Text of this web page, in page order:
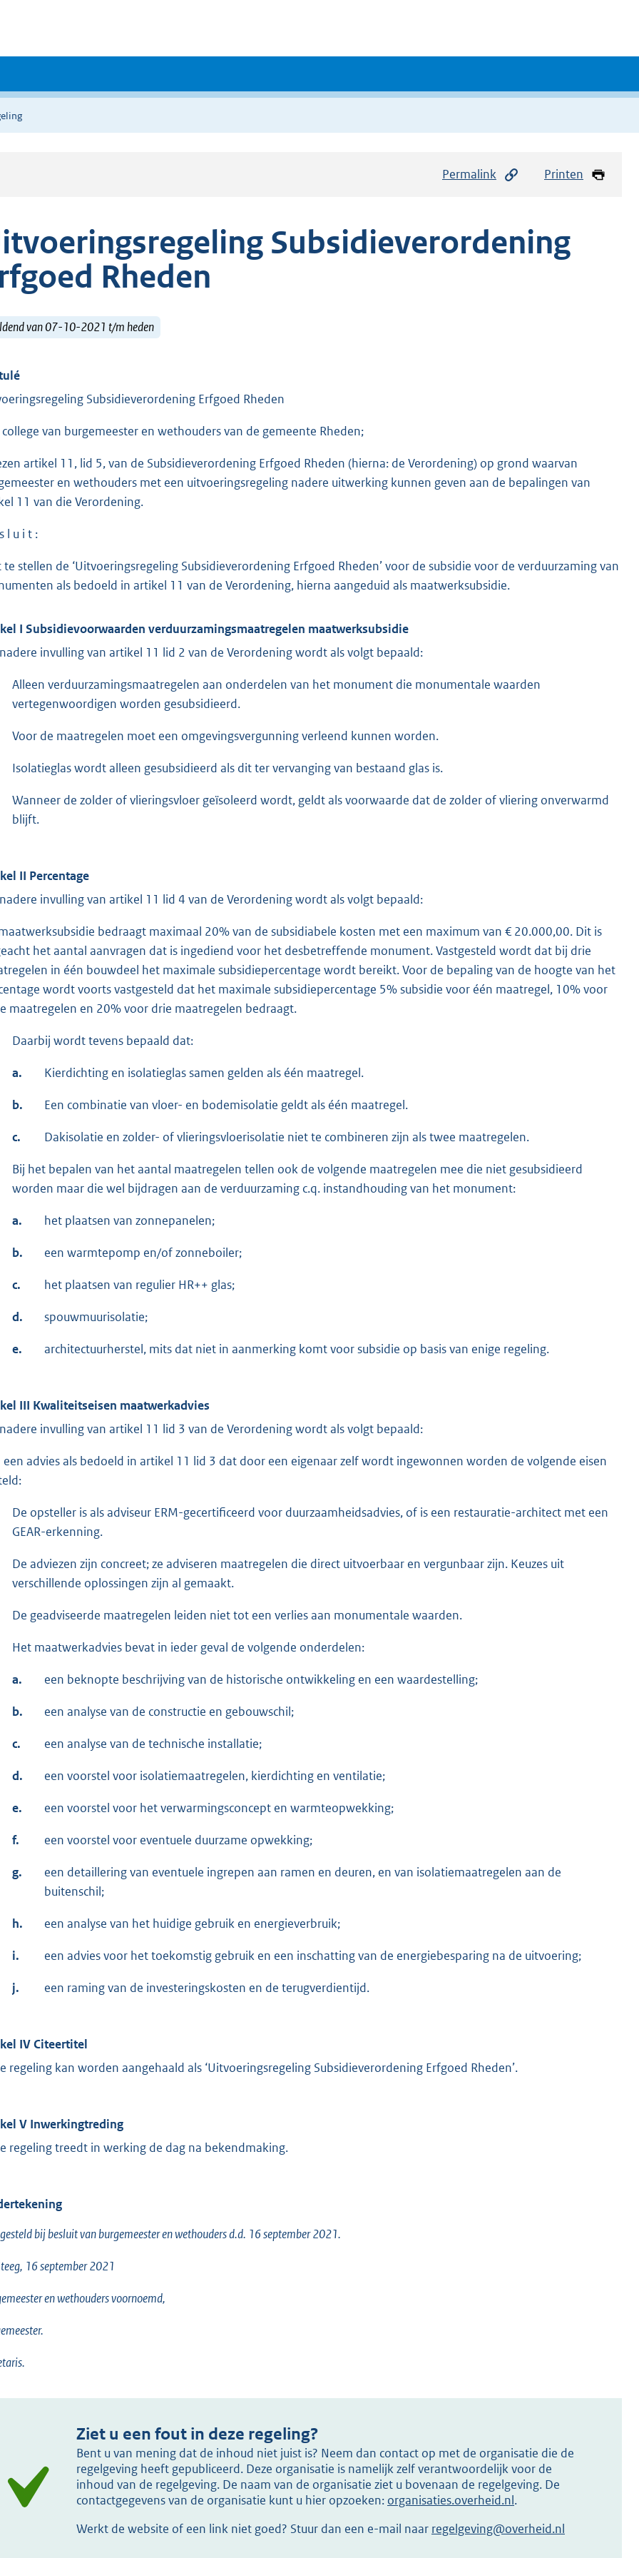
Permalink Printen
Subsidieverordening
Rheden
van 07-10-2021 t/m heden
Subsidieverordening Erfgoed Rheden
van burgemeester en wethouders van de gemeente Rheden;
artikel 11, lid 5, van de Subsidieverordening Erfgoed Rheden (hierna: de Verordening) op grond waarvan
en wethouders met een uitvoeringsregeling nadere uitwerking kunnen geven aan de bepalingen van
11 van die Verordening.
l u i t :
te stellen de ‘Uitvoeringsregeling Subsidieverordening Erfgoed Rheden’ voor de subsidie voor de verduurzaming van
als bedoeld in artikel 11 van de Verordening, hierna aangeduid als maatwerksubsidie.
I Subsidievoorwaarden verduurzamingsmaatregelen maatwerksubsidie
invulling van artikel 11 lid 2 van de Verordening wordt als volgt bepaald:
Alleen verduurzamingsmaatregelen aan onderdelen van het monument die monumentale waarden
vertegenwoordigen worden gesubsidieerd.
Voor de maatregelen moet een omgevingsvergunning verleend kunnen worden.
Isolatieglas wordt alleen gesubsidieerd als dit ter vervanging van bestaand glas is.
Wanneer de zolder of vlieringsvloer geïsoleerd wordt, geldt als voorwaarde dat de zolder of vliering onverwarmd
blijft.
II Percentage
invulling van artikel 11 lid 4 van de Verordening wordt als volgt bepaald:
bedraagt maximaal 20% van de subsidiabele kosten met een maximum van € 20.000,00. Dit is
het aantal aanvragen dat is ingediend voor het desbetreffende monument. Vastgesteld wordt dat bij drie
in één bouwdeel het maximale subsidiepercentage wordt bereikt. Voor de bepaling van de hoogte van het
wordt voorts vastgesteld dat het maximale subsidiepercentage 5% subsidie voor één maatregel, 10% voor
maatregelen en 20% voor drie maatregelen bedraagt.
Daarbij wordt tevens bepaald dat:
a. Kierdichting en isolatieglas samen gelden als één maatregel.
b. Een combinatie van vloer- en bodemisolatie geldt als één maatregel.
c. Dakisolatie en zolder- of vlieringsvloerisolatie niet te combineren zijn als twee maatregelen.
Bij het bepalen van het aantal maatregelen tellen ook de volgende maatregelen mee die niet gesubsidieerd
worden maar die wel bijdragen aan de verduurzaming c.q. instandhouding van het monument:
a. het plaatsen van zonnepanelen;
b. een warmtepomp en/of zonneboiler;
c. het plaatsen van regulier HR++ glas;
d. spouwmuurisolatie;
e. architectuurherstel, mits dat niet in aanmerking komt voor subsidie op basis van enige regeling.
III Kwaliteitseisen maatwerkadvies
invulling van artikel 11 lid 3 van de Verordening wordt als volgt bepaald:
een advies als bedoeld in artikel 11 lid 3 dat door een eigenaar zelf wordt ingewonnen worden de volgende eisen
De opsteller is als adviseur ERM-gecertificeerd voor duurzaamheidsadvies, of is een restauratie-architect met een
GEAR-erkenning.
De adviezen zijn concreet; ze adviseren maatregelen die direct uitvoerbaar en vergunbaar zijn. Keuzes uit
verschillende oplossingen zijn al gemaakt.
De geadviseerde maatregelen leiden niet tot een verlies aan monumentale waarden.
Het maatwerkadvies bevat in ieder geval de volgende onderdelen:
a. een beknopte beschrijving van de historische ontwikkeling en een waardestelling;
b. een analyse van de constructie en gebouwschil;
c. een analyse van de technische installatie;
d. een voorstel voor isolatiemaatregelen, kierdichting en ventilatie;
e. een voorstel voor het verwarmingsconcept en warmteopwekking;
f. een voorstel voor eventuele duurzame opwekking;
g.
een detaillering van eventuele ingrepen aan ramen en deuren, en van isolatiemaatregelen aan de
buitenschil;
h. een analyse van het huidige gebruik en energieverbruik;
i. een advies voor het toekomstig gebruik en een inschatting van de energiebesparing na de uitvoering;
j. een raming van de investeringskosten en de terugverdientijd.
IV Citeertitel
regeling kan worden aangehaald als ‘Uitvoeringsregeling Subsidieverordening Erfgoed Rheden’.
V Inwerkingtreding
regeling treedt in werking de dag na bekendmaking.
bij besluit van burgemeester en wethouders d.d. 16 september 2021.
16 september 2021
en wethouders voornoemd,
Ziet u een fout in deze regeling?
Bent u van mening dat de inhoud niet juist is? Neem dan contact op met de organisatie die de
regelgeving heeft gepubliceerd. Deze organisatie is namelijk zelf verantwoordelijk voor de
inhoud van de regelgeving. De naam van de organisatie ziet u bovenaan de regelgeving. De
contactgegevens van de organisatie kunt u hier opzoeken: organisaties.overheid.nl.
Werkt de website of een link niet goed? Stuur dan een e-mail naar regelgeving@overheid.nl